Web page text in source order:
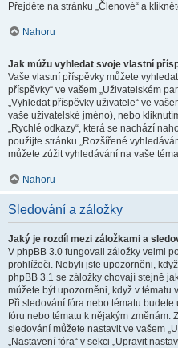
Přejděte na stránku „Členové“ a
Nahoru
Jak můžu vyhledat svoje vlastní
Vaše vlastní příspěvky můžete
příspěvky“ ve vašem „Uživatelském
„Vyhledat příspěvky uživatele“ ve
vaše uživatelské jméno), nebo
„Rychlé odkazy“, která se nachází
použijte stránku „Rozšířené
můžete zúžit vyhledávání na vaše
Nahoru
Sledování a záložky
Jaký je rozdíl mezi záložkami a
V phpBB 3.0 fungovali záložky velmi
prohlížeči. Nebyli jste upozorněni,
phpBB 3.1 se záložky chovají stejně
můžete být upozorněni, když v tématu
Při sledování fóra nebo tématu
fóru nebo tématu k nějakým změnám.
sledování můžete nastavit ve vašem
„Nastavení fóra“ v sekci „Upravit